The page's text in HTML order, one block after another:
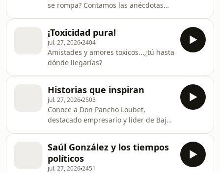
se rompa? Contamos las anécdotas
¡Toxicidad pura!
jul. 27, 20262404
Amistades y amores toxicos...¿tú hasta
dónde llegarías?
Historias que inspiran
jul. 27, 20262503
Conoce a Don Pancho Loubet,
destacado empresario y lider de Baja
Saúl González y los tiempos
políticos
jul. 27, 20262451